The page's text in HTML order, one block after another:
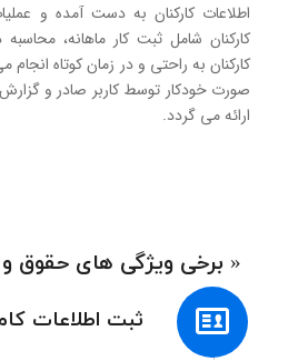
اطلاعات كاركنان به دست آمده و
كاركنان شامل ثبت كار ماهانه،
كاركنان به راحتی و در زمان كوتاه
صورت خودکار توسط کاربر صادر و
ارائه می گردد.
« برخی ويژگی های حقوق
ثبت اطلاعات